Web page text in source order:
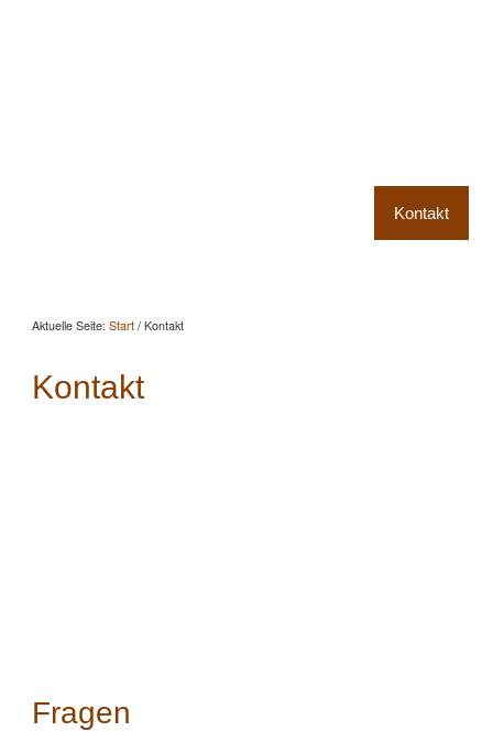
Kontakt
Aktuelle Seite: Start /Kontakt
Kontakt
Fragen